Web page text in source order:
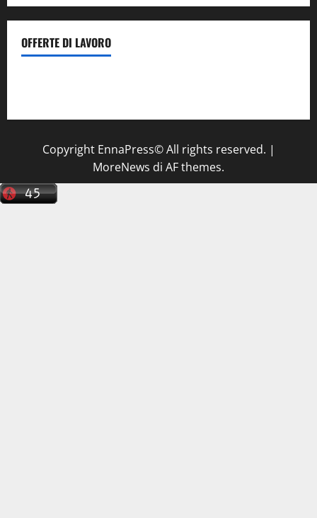
OFFERTE DI LAVORO
Copyright EnnaPress© All rights reserved. |
MoreNews di AF themes.